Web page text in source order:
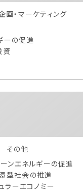
画・マーケティング
ーの促進
資
その他
ンエネルギーの促進
型社会の推進
ラーエコノミー